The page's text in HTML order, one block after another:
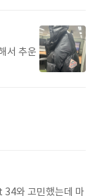
서 추운
와 고민했는데 마